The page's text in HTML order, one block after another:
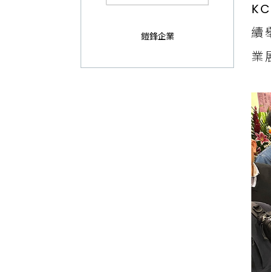
鎧鋒企業
續
業